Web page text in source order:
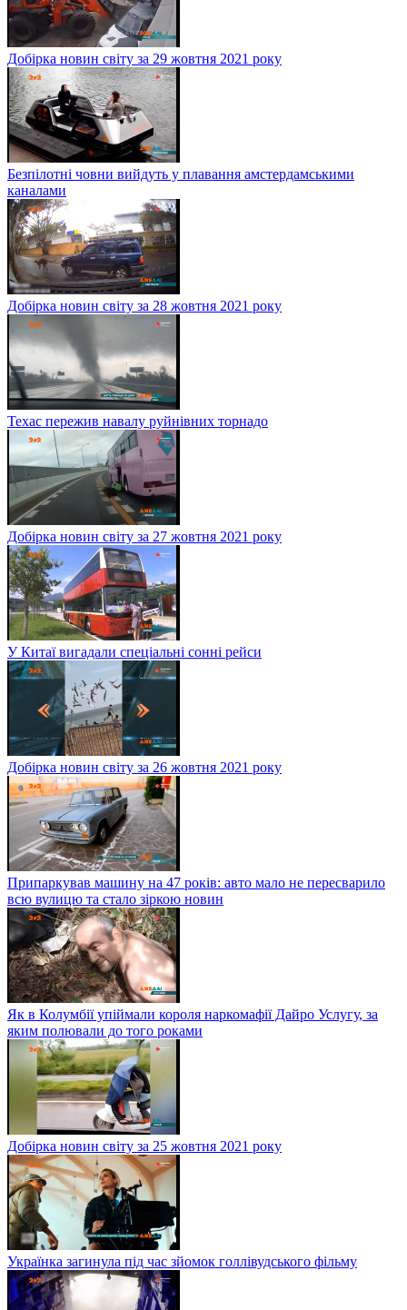
Добірка новин світу за 29 жовтня 2021 року
Безпілотні човни вийдуть у плавання амстердамськими
каналами
Добірка новин світу за 28 жовтня 2021 року
Техас пережив навалу руйнівних торнадо
Добірка новин світу за 27 жовтня 2021 року
У Китаї вигадали спеціальні сонні рейси
Добірка новин світу за 26 жовтня 2021 року
Припаркував машину на 47 років: авто мало не пересварило
всю вулицю та стало зіркою новин
Як в Колумбії упіймали короля наркомафії Дайро Услугу, за
яким полювали до того роками
Добірка новин світу за 25 жовтня 2021 року
Українка загинула під час зйомок голлівудського фільму